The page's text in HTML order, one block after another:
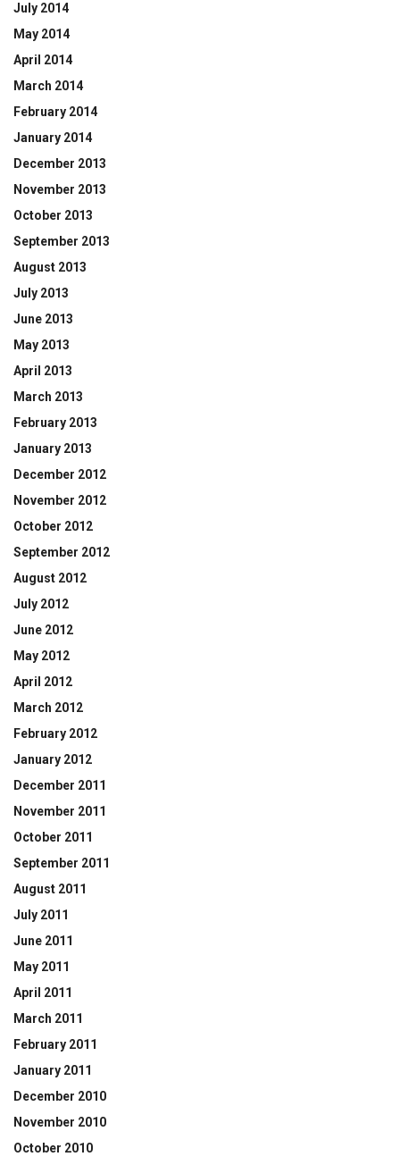
July 2014
May 2014
April 2014
March 2014
February 2014
January 2014
December 2013
November 2013
October 2013
September 2013
August 2013
July 2013
June 2013
May 2013
April 2013
March 2013
February 2013
January 2013
December 2012
November 2012
October 2012
September 2012
August 2012
July 2012
June 2012
May 2012
April 2012
March 2012
February 2012
January 2012
December 2011
November 2011
October 2011
September 2011
August 2011
July 2011
June 2011
May 2011
April 2011
March 2011
February 2011
January 2011
December 2010
November 2010
October 2010